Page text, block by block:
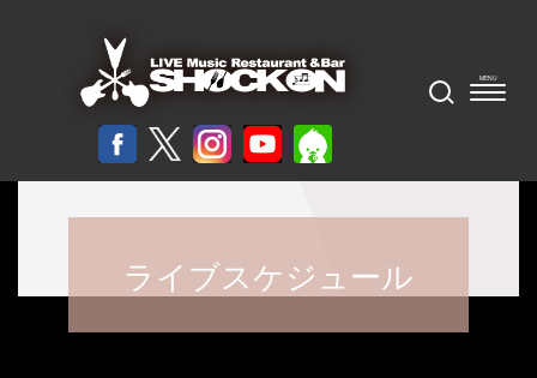
ライブスケジュール